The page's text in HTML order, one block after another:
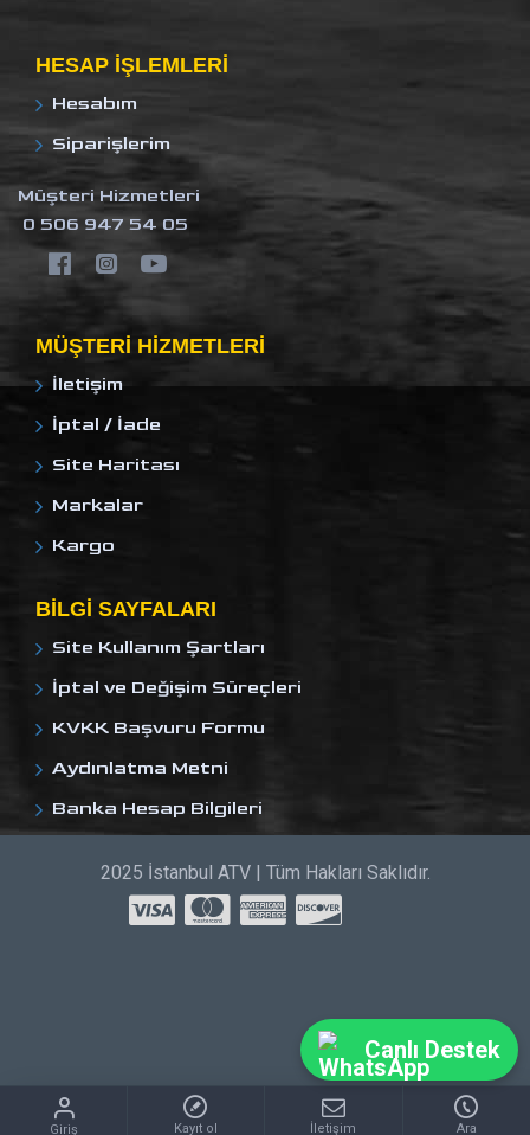
HESAP IŞLEMLERI
Hesabım
Siparişlerim
Müşteri Hizmetleri
0 506 947 54 05
MÜŞTERI HIZMETLERI
İletişim
İptal / İade
Site Haritası
Markalar
Kargo
BILGI SAYFALARI
Site Kullanım Şartları
İptal ve Değişim Süreçleri
KVKK Başvuru Formu
Aydınlatma Metni
Banka Hesap Bilgileri
2025 İstanbul ATV | Tüm Hakları Saklıdır.
Giriş Kayıt ol İletişim Ara
Canlı Destek